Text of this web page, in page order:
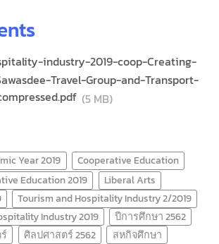
industry-2019-coop-Creating-
Travel-Group-and-Transport-
(5 MB)
Year 2019
Cooperative Education
Education 2019
Liberal Arts
Tourism and Hospitality Industry 2/2019
Industry 2019
ปีการศึกษา 2562
ศิลปศาสตร์ 2562
สหกิจศึกษา